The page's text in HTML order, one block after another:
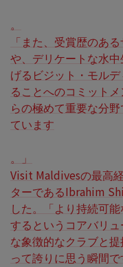
。
「また、受賞歴のあ
や、デリケートな水
げるビジット・モル
ることへのコミット
らの極めて重要な分
ています
。」
Visit Maldivesの最高
ターであるIbrahim
した。「より持続可
するというコアバリ
な象徴的なクラブと
って誇りに思う瞬間で